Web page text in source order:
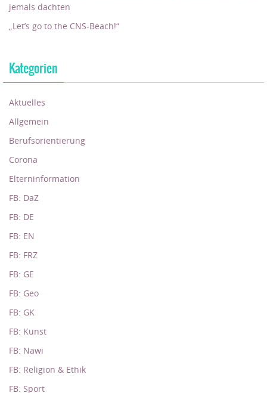
jemals dachten
„Let’s go to the CNS-Beach!“
Kategorien
Aktuelles
Allgemein
Berufsorientierung
Corona
Elterninformation
FB: DaZ
FB: DE
FB: EN
FB: FRZ
FB: GE
FB: Geo
FB: GK
FB: Kunst
FB: Nawi
FB: Religion & Ethik
FB: Sport